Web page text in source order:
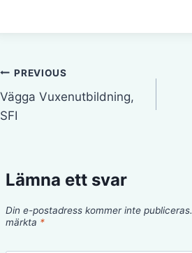
Inläggsnavigering
PREVIOUS
Vägga Vuxenutbildning,
SFI
Lämna ett svar
Din e-postadress kommer inte publiceras.
märkta *